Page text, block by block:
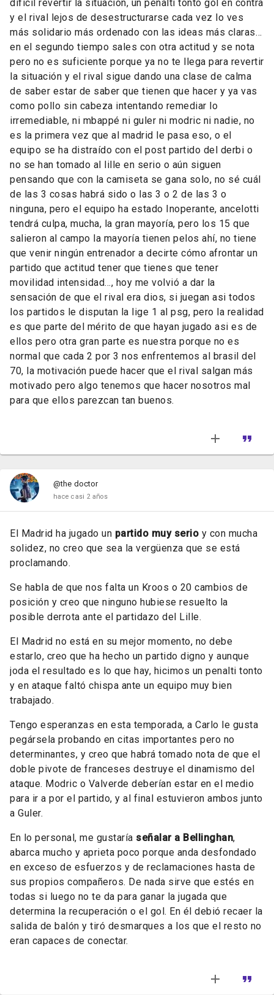
difícil revertir la situación, un penalti tonto gol en contra
y el rival lejos de desestructurarse cada vez lo ves
más solidario más ordenado con las ideas más claras…
en el segundo tiempo sales con otra actitud y se nota
pero no es suficiente porque ya no te llega para revertir
la situación y el rival sigue dando una clase de calma
de saber estar de saber que tienen que hacer y ya vas
como pollo sin cabeza intentando remediar lo
irremediable, ni mbappé ni guler ni modric ni nadie, no
es la primera vez que al madrid le pasa eso, o el
equipo se ha distraído con el post partido del derbi o
no se han tomado al lille en serio o aún siguen
pensando que con la camiseta se gana solo, no sé cuál
de las 3 cosas habrá sido o las 3 o 2 de las 3 o
ninguna, pero el equipo ha estado Inoperante, ancelotti
tendrá culpa, mucha, la gran mayoría, pero los 15 que
salieron al campo la mayoría tienen pelos ahí, no tiene
que venir ningún entrenador a decirte cómo afrontar un
partido que actitud tener que tienes que tener
movilidad intensidad…, hoy me volvió a dar la
sensación de que el rival era dios, si juegan asi todos
los partidos le disputan la lige 1 al psg, pero la realidad
es que parte del mérito de que hayan jugado asi es de
ellos pero otra gran parte es nuestra porque no es
normal que cada 2 por 3 nos enfrentemos al brasil del
70, la motivación puede hacer que el rival salgan más
motivado pero algo tenemos que hacer nosotros mal
para que ellos parezcan tan buenos.
@the doctor
hace casi 2 años
El Madrid ha jugado un partido muy serio y con mucha
solidez, no creo que sea la vergüenza que se está
proclamando.
Se habla de que nos falta un Kroos o 20 cambios de
posición y creo que ninguno hubiese resuelto la
posible derrota ante el partidazo del Lille.
El Madrid no está en su mejor momento, no debe
estarlo, creo que ha hecho un partido digno y aunque
joda el resultado es lo que hay, hicimos un penalti tonto
y en ataque faltó chispa ante un equipo muy bien
trabajado.
Tengo esperanzas en esta temporada, a Carlo le gusta
pegársela probando en citas importantes pero no
determinantes, y creo que habrá tomado nota de que el
doble pivote de franceses destruye el dinamismo del
ataque. Modric o Valverde deberían estar en el medio
para ir a por el partido, y al final estuvieron ambos junto
a Guler.
En lo personal, me gustaría señalar a Bellinghan,
abarca mucho y aprieta poco porque anda desfondado
en exceso de esfuerzos y de reclamaciones hasta de
sus propios compañeros. De nada sirve que estés en
todas si luego no te da para ganar la jugada que
determina la recuperación o el gol. En él debió recaer la
salida de balón y tiró desmarques a los que el resto no
eran capaces de conectar.